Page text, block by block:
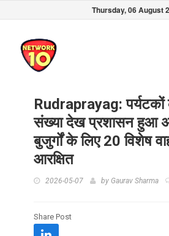
Thursday, 06 August
Rudraprayag: पर्यटकों
संख्या देख प्रशासन हुआ
बुजुर्गों के लिए 20 विशेष
आरक्षित
2026-05-07 by Gaurav Sharma
Share Post